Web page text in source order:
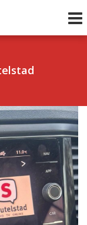
Volgend uur